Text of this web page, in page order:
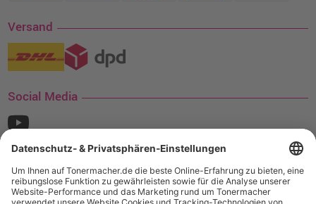
Versand
Social Media
¹ Nur gültig für den Versand innerhalb Deutschlands. Befindet sich ein Warenwert
von mindestens 35€ (inkl. Mwst.) an Ampertec Artikeln in Ihrem Warenkorb, ist der
Versand für Sie kostenfrei.